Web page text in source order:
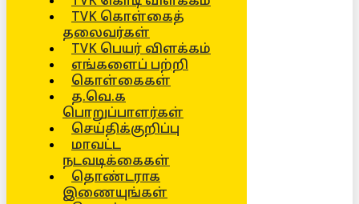
TVK கொள்கைத்
தலைவர்கள்
TVK பெயர் விளக்கம்
எங்களைப் பற்றி
கொள்கைகள்
த.வெ.க
பொறுப்பாளர்கள்
செய்திக்குறிப்பு
மாவட்ட
நடவடிக்கைகள்
தொண்டராக
இணையுங்கள்